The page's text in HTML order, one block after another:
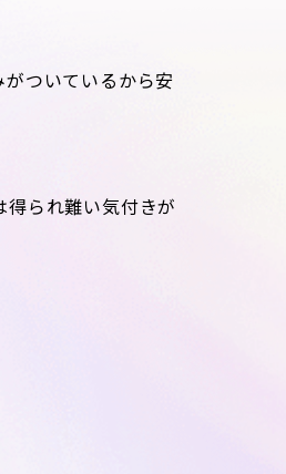
ついているから安
られ難い気付きが